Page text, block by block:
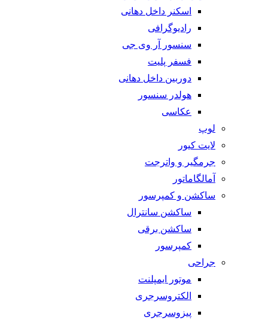
اسکنر داخل دهانی
رادیوگرافی
سنسور آر وی جی
فسفر پلیت
دوربین داخل دهانی
هولدر سنسور
عکاسی
لوپ
لایت کیور
جرمگیر و واترجت
آمالگاماتور
ساکشن و کمپرسور
ساکشن سانترال
ساکشن برقی
کمپرسور
جراحی
موتور ایمپلنت
الکتروسرجری
پیزوسرجری